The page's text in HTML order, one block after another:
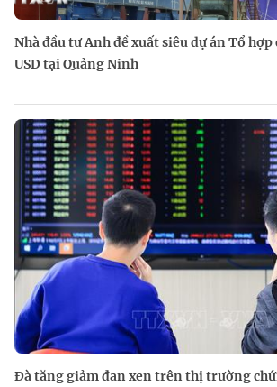
Nhà đầu tư Anh đề xuất siêu dự án Tổ hợp
USD tại Quảng Ninh
Đà tăng giảm đan xen trên thị trường